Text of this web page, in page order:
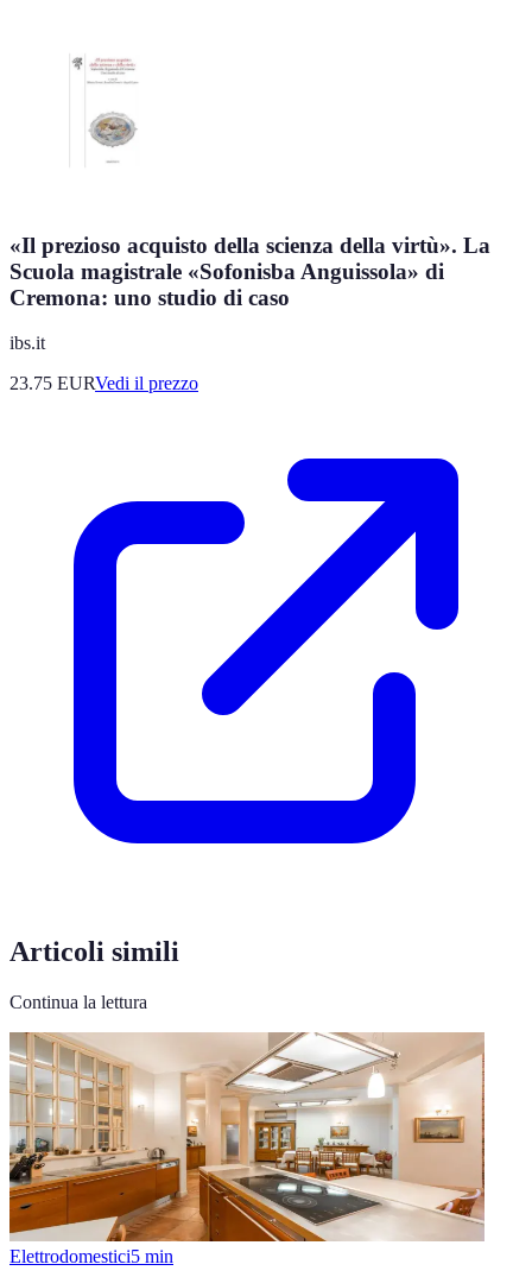
«Il prezioso acquisto della scienza della virtù». La
Scuola magistrale «Sofonisba Anguissola» di
Cremona: uno studio di caso
ibs.it
23.75 EURVedi il prezzo
Articoli simili
Continua la lettura
Elettrodomestici5 min